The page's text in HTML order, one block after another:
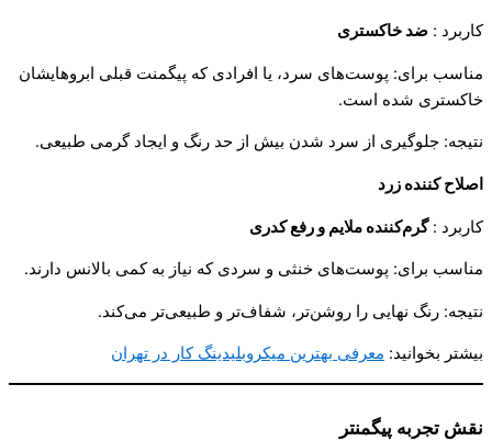
کاربرد : ضد خاکستری
مناسب برای: پوست‌های سرد، یا افرادی که پیگمنت قبلی ابروهایشان
خاکستری شده است.
نتیجه: جلوگیری از سرد شدن بیش از حد رنگ و ایجاد گرمی طبیعی.
اصلاح ‌کننده زرد
کاربرد : گرم‌کننده ملایم و رفع کدری
مناسب برای: پوست‌های خنثی و سردی که نیاز به کمی بالانس دارند.
نتیجه: رنگ نهایی را روشن‌تر، شفاف‌تر و طبیعی‌تر می‌کند.
بیشتر بخوانید:معرفی بهترین میکروبلیدینگ کار در تهران
نقش تجربه پیگمنتر